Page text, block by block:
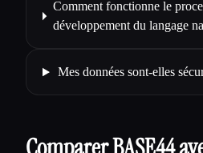
Comment fonctionne le
développement du langage
Mes données sont-elles